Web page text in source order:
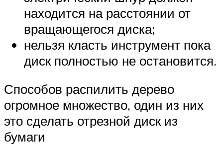
находится на расстоянии от
вращающегося диска;
нельзя класть инструмент пока
диск полностью не остановится.
Способов распилить дерево
огромное множество, один из них
это сделать отрезной диск из
бумаги